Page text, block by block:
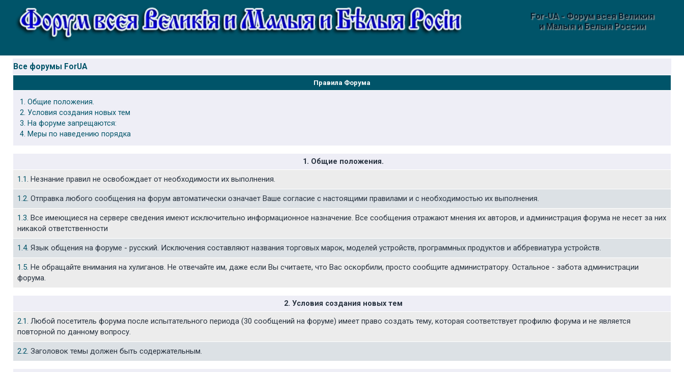
For-UA - Форум всея Великия
и Малыя и Белыя России
Все форумы ForUA
Правила Форума
1. Общие положения.
2. Условия создания новых тем
3. На форуме запрещаются:
4. Меры по наведению порядка
1. Общие положения.
1.1. Незнание правил не освобождает от необходимости их выполнения.
1.2. Отправка любого сообщения на форум автоматически означает Ваше согласие с настоящими правилами и с необходимостью их выполнения.
1.3. Все имеющиеся на сервере сведения имеют исключительно информационное назначение. Все сообщения отражают мнения их авторов, и администрация форума не несет за них
никакой ответственности
1.4. Язык общения на форуме - русский. Исключения составляют названия торговых марок, моделей устройств, программных продуктов и аббревиатура устройств.
1.5. Не обращайте внимания на хулиганов. Не отвечайте им, даже если Вы считаете, что Вас оскорбили, просто сообщите администратору. Остальное - забота администрации
форума.
2. Условия создания новых тем
2.1. Любой посетитель форума после испытательного периода (30 сообщений на форуме) имеет право создать тему, которая соответствует профилю форума и не является
повторной по данному вопросу.
2.2. Заголовок темы должен быть содержательным.